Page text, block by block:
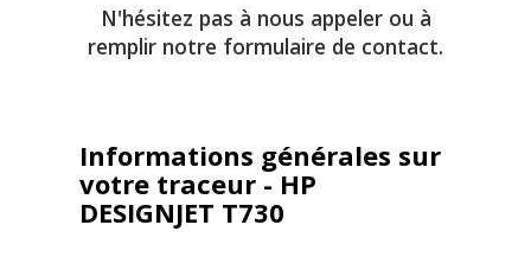
N'hésitez pas à nous appeler ou à
remplir notre formulaire de contact.
Informations générales sur
votre traceur - HP
DESIGNJET T730